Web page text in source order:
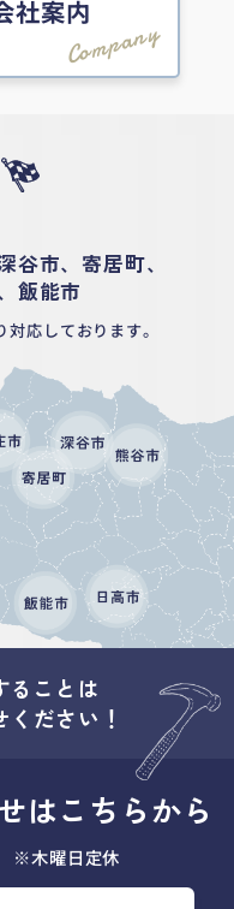
社案内
Company
谷市、寄居町、
飯能市
応しております。
ることは
ださい！
はこちらから
※木曜日定休